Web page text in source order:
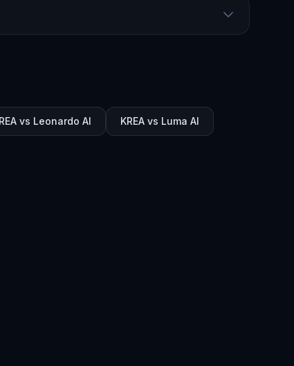
vs Leonardo AI KREA vs Luma AI